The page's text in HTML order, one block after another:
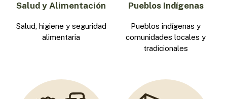
Salud y Alimentación
Salud, higiene y seguridad
alimentaria
Pueblos Indígenas
Pueblos indígenas y
comunidades locales y
tradicionales